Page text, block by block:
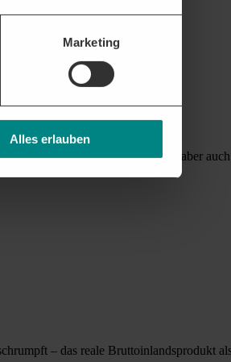
Marketing
Alles erlauben
leitet die Hochkonjunktur aber auch
– das reale Bruttoinlandsprodukt